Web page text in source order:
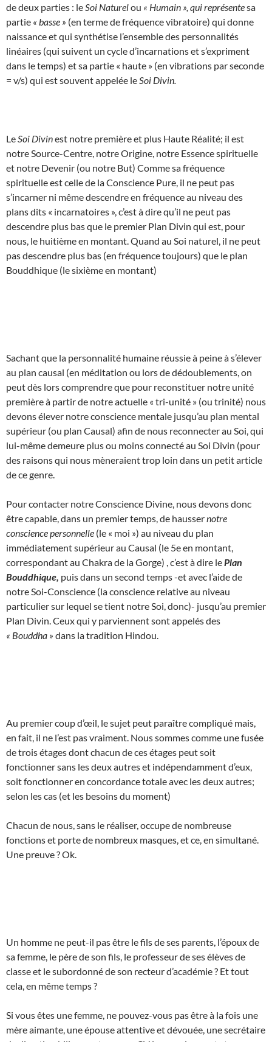
de deux parties : le Soi Naturelou « Humain », qui représentesa
partie « basse » (en terme de fréquence vibratoire) qui donne
naissance et qui synthétise l’ensemble des personnalités
linéaires (qui suivent un cycle d’incarnations et s’expriment
dans le temps) et sa partie « haute » (en vibrations par seconde
= v/s) qui est souvent appelée le Soi Divin.
Le Soi Divinest notre première et plus Haute Réalité; il est
notre Source-Centre, notre Origine, notre Essence spirituelle
et notre Devenir (ou notre But) Comme sa fréquence
spirituelle est celle de la Conscience Pure, il ne peut pas
s’incarner ni même descendre en fréquence au niveau des
plans dits « incarnatoires », c’est à dire qu’il ne peut pas
descendre plus bas que le premier Plan Divin qui est, pour
nous, le huitième en montant. Quand au Soi naturel, il ne peut
pas descendre plus bas (en fréquence toujours) que le plan
Bouddhique (le sixième en montant)
Sachant que la personnalité humaine réussie à peine à s’élever
au plan causal (en méditation ou lors de dédoublements, on
peut dès lors comprendre que pour reconstituer notre unité
première à partir de notre actuelle « tri-unité » (ou trinité) nous
devons élever notre conscience mentale jusqu’au plan mental
supérieur (ou plan Causal) afin de nous reconnecter au Soi, qui
lui-même demeure plus ou moins connecté au Soi Divin (pour
des raisons qui nous mèneraient trop loin dans un petit article
de ce genre.
Pour contacter notre Conscience Divine, nous devons donc
être capable, dans un premier temps, de haussernotre
conscience personnelle (le « moi ») au niveau du plan
immédiatement supérieur au Causal (le 5e en montant,
correspondant au Chakra de la Gorge) , c’est à dire le Plan
Bouddhique, puis dans un second temps -et avec l’aide de
notre Soi-Conscience (la conscience relative au niveau
particulier sur lequel se tient notre Soi, donc)- jusqu’au premier
Plan Divin. Ceux qui y parviennent sont appelés des
« Bouddha » dans la tradition Hindou.
Au premier coup d’œil, le sujet peut paraître compliqué mais,
en fait, il ne l’est pas vraiment. Nous sommes comme une fusée
de trois étages dont chacun de ces étages peut soit
fonctionner sans les deux autres et indépendamment d’eux,
soit fonctionner en concordance totale avec les deux autres;
selon les cas (et les besoins du moment)
Chacun de nous, sans le réaliser, occupe de nombreuse
fonctions et porte de nombreux masques, et ce, en simultané.
Une preuve ? Ok.
Un homme ne peut-il pas être le fils de ses parents, l’époux de
sa femme, le père de son fils, le professeur de ses élèves de
classe et le subordonné de son recteur d’académie ? Et tout
cela, en même temps ?
Si vous êtes une femme, ne pouvez-vous pas être à la fois une
mère aimante, une épouse attentive et dévouée, une secrétaire